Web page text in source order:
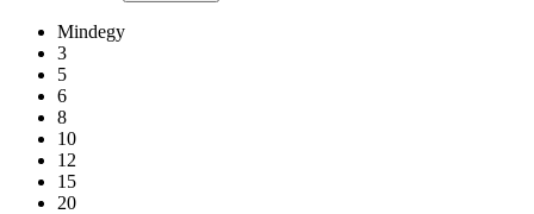
Mindegy
3
5
6
8
10
12
15
20